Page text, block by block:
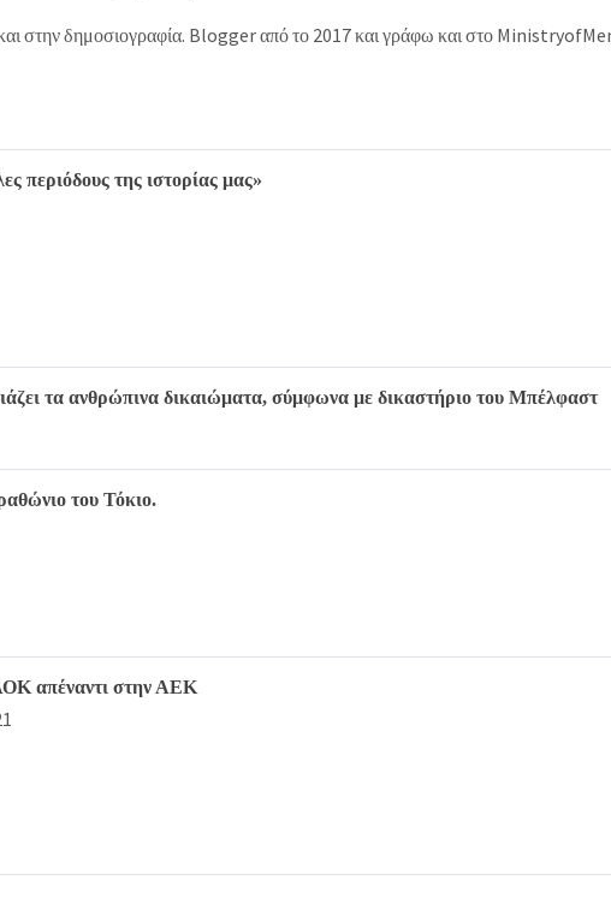
στην δημοσιογραφία. Blogger από το 2017 και γράφω και στο
περιόδους της ιστορίας μας»
τα ανθρώπινα δικαιώματα, σύμφωνα με δικαστήριο του Μπέλφαστ
του Τόκιο.
απέναντι στην ΑΕΚ